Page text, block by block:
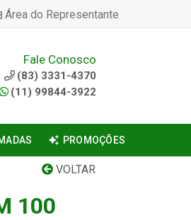
Área do Representante
Fale Conosco
(83) 3331-4370
(11) 99844-3922
PROMOÇÕES
VOLTAR
100